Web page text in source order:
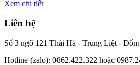
Xem chi tiết
Liên hệ
Số 3 ngõ 121 Thái Hà - Trung Liệt -
Hotline (zalo): 0862.422.322 hoặc